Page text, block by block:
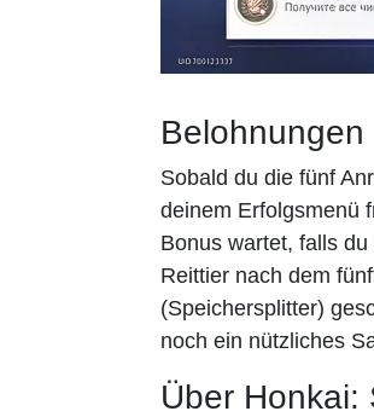
Belohnungen
Sobald du die fünf
deinem Erfolgsmenü
Bonus wartet, falls
Reittier nach dem
(Speichersplitter)
noch ein nützliches
Über Honkai: